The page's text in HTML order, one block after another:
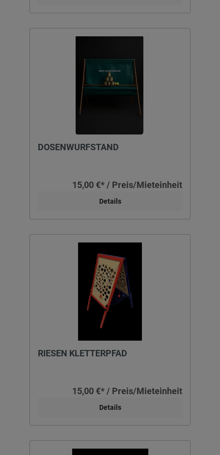
DOSENWURFSTAND
15,00 €* / Preis/Mieteinheit
Details
RIESEN KLETTERPFAD
15,00 €* / Preis/Mieteinheit
Details